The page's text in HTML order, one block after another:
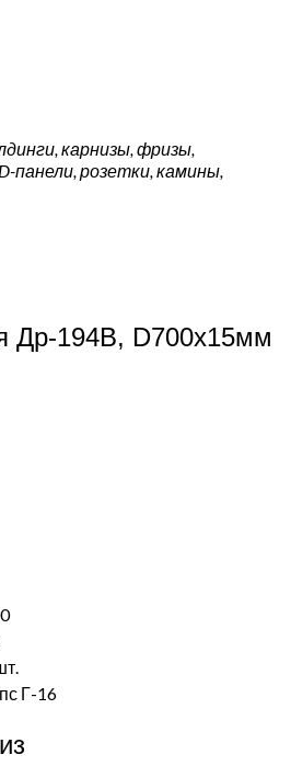
карнизы, фризы,
панели, розетки, камины,
Др-194В, D700x15мм
Г-16